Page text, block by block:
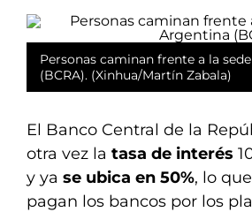
Personas caminan frente a la
(BCRA). (Xinhua/Martín Zabala)
El Banco Central de la
otra vez la tasa de interés
y ya se ubica en 50%, lo
pagan los bancos por los